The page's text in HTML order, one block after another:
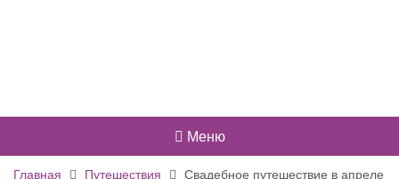
Меню
Главная Путешествия
Свадебное путешествие в апреле